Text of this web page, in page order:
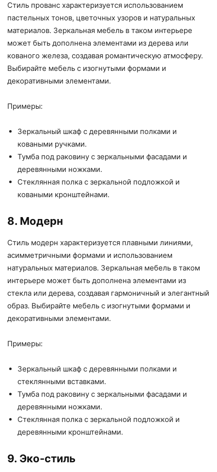
Стиль прованс характеризуется использованием
пастельных тонов, цветочных узоров и натуральных
материалов. Зеркальная мебель в таком интерьере
может быть дополнена элементами из дерева или
кованого железа, создавая романтическую атмосферу.
Выбирайте мебель с изогнутыми формами и
декоративными элементами.
Примеры:
Зеркальный шкаф с деревянными полками и
коваными ручками.
Тумба под раковину с зеркальными фасадами и
деревянными ножками.
Стеклянная полка с зеркальной подложкой и
коваными кронштейнами.
8. Модерн
Стиль модерн характеризуется плавными линиями,
асимметричными формами и использованием
натуральных материалов. Зеркальная мебель в таком
интерьере может быть дополнена элементами из
стекла или дерева, создавая гармоничный и элегантный
образ. Выбирайте мебель с изогнутыми формами и
декоративными элементами.
Примеры:
Зеркальный шкаф с деревянными полками и
стеклянными вставками.
Тумба под раковину с зеркальными фасадами и
деревянными ножками.
Стеклянная полка с зеркальной подложкой и
деревянными кронштейнами.
9. Эко-стиль